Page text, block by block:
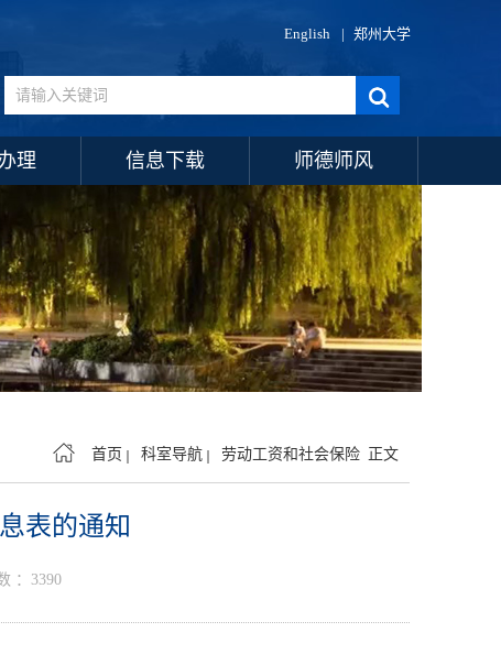
English | 郑州大学
理 信息下载 师德师风
首页 科室导航 劳动工资和社会保险 正文
表的通知
： 3390